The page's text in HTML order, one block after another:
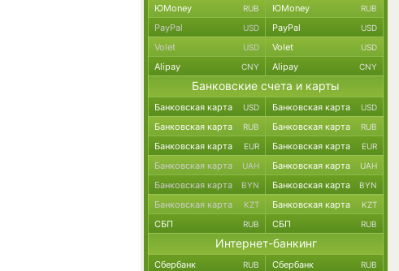
ЮMoney RUB ЮMoney RUB
PayPal USD PayPal USD
Volet USD Volet USD
Alipay CNY Alipay CNY
Банковские счета и карты
Банковская карта USD Банковская карта USD
Банковская карта RUB Банковская карта RUB
Банковская карта EUR Банковская карта EUR
Банковская карта UAH Банковская карта UAH
Банковская карта BYN Банковская карта BYN
Банковская карта KZT Банковская карта KZT
СБП RUB СБП RUB
Интернет-банкинг
Сбербанк RUB Сбербанк RUB